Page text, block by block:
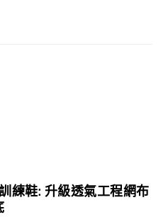
練鞋: 升級透氣工程網布